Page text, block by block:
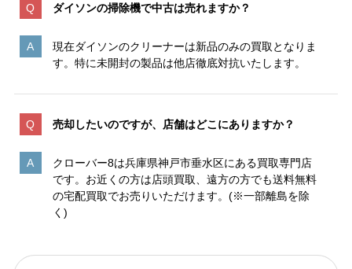
ダイソンの掃除機で中古は売れますか？
現在ダイソンのクリーナーは新品のみの買取となりま
す。特に未開封の製品は他店徹底対抗いたします。
売却したいのですが、店舗はどこにありますか？
クローバー8は兵庫県神戸市垂水区にある買取専門店
です。お近くの方は店頭買取、遠方の方でも送料無料
の宅配買取でお売りいただけます。(※一部離島を除
く)